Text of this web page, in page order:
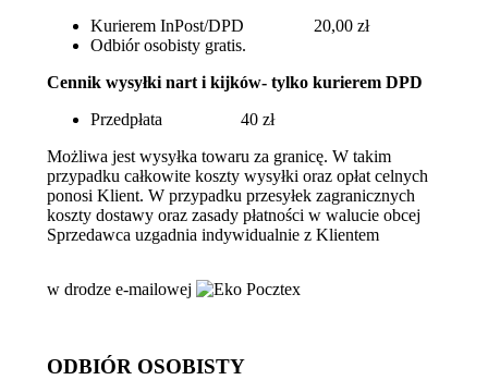
Kurierem InPost/DPD 20,00 zł
Odbiór osobisty gratis.
Cennik wysyłki nart i kijków- tylko kurierem DPD
Przedpłata 40 zł
Możliwa jest wysyłka towaru za granicę. W takim
przypadku całkowite koszty wysyłki oraz opłat celnych
ponosi Klient. W przypadku przesyłek zagranicznych
koszty dostawy oraz zasady płatności w walucie obcej
Sprzedawca uzgadnia indywidualnie z Klientem
w drodze e-mailowej
ODBIÓR OSOBISTY